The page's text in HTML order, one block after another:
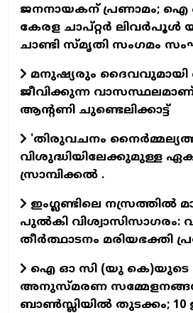
ജനനായകന് പ്രണാമം; ഐ
കേരള ചാപ്റ്റര്‍ ലിവര്‍പൂള്‍
ചാണ്ടി സ്മൃതി സംഗമം
മനുഷ്യരും ദൈവവുമായി
ജീവിക്കുന്ന
ആന്റണി ചുണ്ടെലിക്കാട്ട്
'തിരുവചനം
വിശുദ്ധിയിലേക്കുമുള്ള ഏക
സ്രാമ്പിക്കല്‍ .
ഇംഗ്ലണ്ടിലെ നസ്രത്തില്‍
പുല്‍കി വിശ്വാസിസാഗരം:
തീര്‍ത്ഥാടനം മരിയഭക്തി
ഐ ഓ സി (യു കെ)യുടെ
അനുസ്മരണ
ബാണ്‍സ്ലിയില്‍ തുടക്കം; 10